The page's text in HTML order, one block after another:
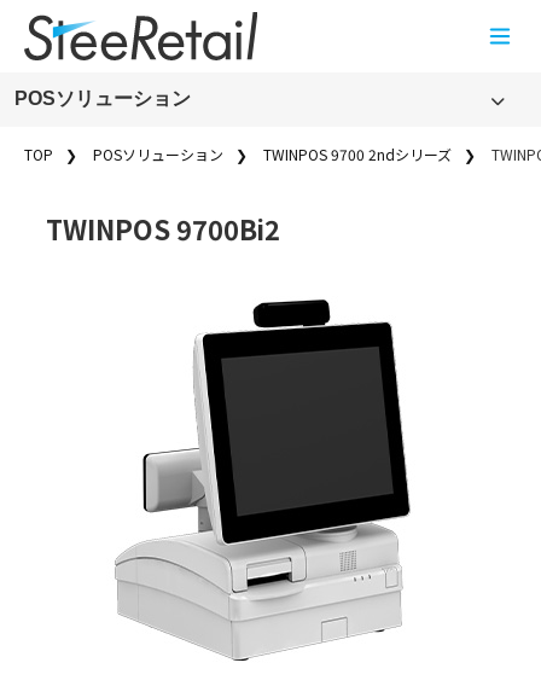
POSソリューション
POSソリューション
TWINPOS 9700シリーズ
POSソリューションのお知らせ一覧
TOP POSソリューション TWINPOS 9700 2ndシリーズ
TWINPOS 9700Bi2